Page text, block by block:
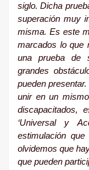
siglo. Dicha
superación muy
misma. Es este
marcados lo que
una prueba de
grandes
pueden
unir en un
discapacitados,
‘Universal y
estimulación
olvidemos que
que pueden